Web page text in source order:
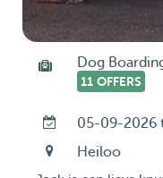
Dog
11 OFFERS
05-09-2026
Heiloo